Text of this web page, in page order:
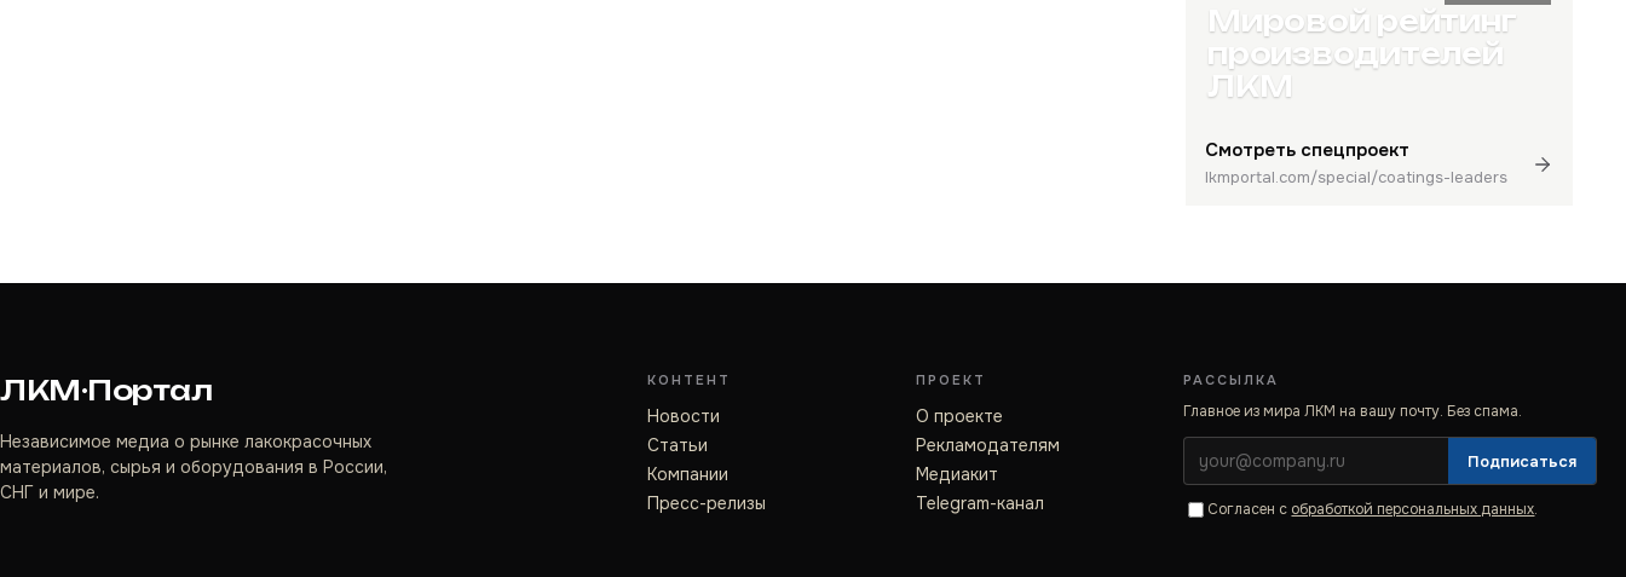
Мировой рейтинг
производителей
ЛКМ
Смотреть спецпроект
lkmportal.com/special/coatings-leaders
ЛКМ·Портал
Независимое медиа о рынке лакокрасочных
материалов, сырья и оборудования в России,
СНГ и мире.
КОНТЕНТ
Новости
Статьи
Компании
Пресс-релизы
ПРОЕКТ
О проекте
Рекламодателям
Медиакит
Telegram-канал
РАССЫЛКА
Главное из мира ЛКМ на вашу почту. Без спама.
Подписаться
Согласен с обработкой персональных данных.